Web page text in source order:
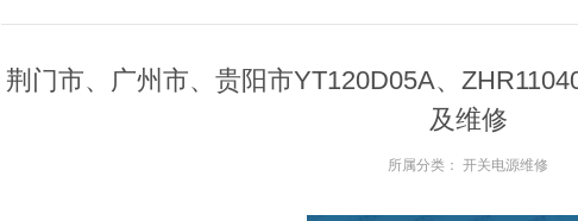
荆门市、广州市、贵阳市YT120D05A、
及维修
所属分类： 开关电源维修